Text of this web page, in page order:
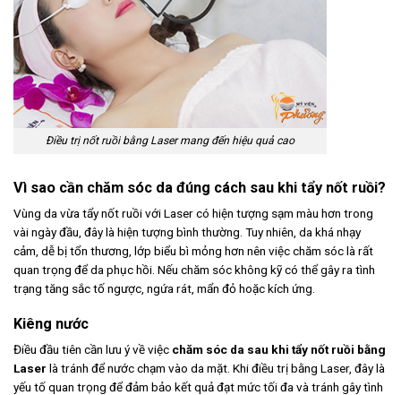
Điều trị nốt ruồi bằng Laser mang đến hiệu quả cao
Vì sao cần chăm sóc da đúng cách sau khi tẩy nốt ruồi?
Vùng da vừa tẩy nốt ruồi với Laser có hiện tượng sạm màu hơn trong
vài ngày đầu, đây là hiện tượng bình thường. Tuy nhiên, da khá nhạy
cảm, dễ bị tổn thương, lớp biểu bì mỏng hơn nên việc chăm sóc là rất
quan trọng để da phục hồi. Nếu chăm sóc không kỹ có thể gây ra tình
trạng tăng sắc tố ngược, ngứa rát, mẩn đỏ hoặc kích ứng.
Kiêng nước
Điều đầu tiên cần lưu ý về việc chăm sóc da sau khi tẩy nốt ruồi bằng
Laser là tránh để nước chạm vào da mặt. Khi điều trị bằng Laser, đây là
yếu tố quan trọng để đảm bảo kết quả đạt mức tối đa và tránh gây tình